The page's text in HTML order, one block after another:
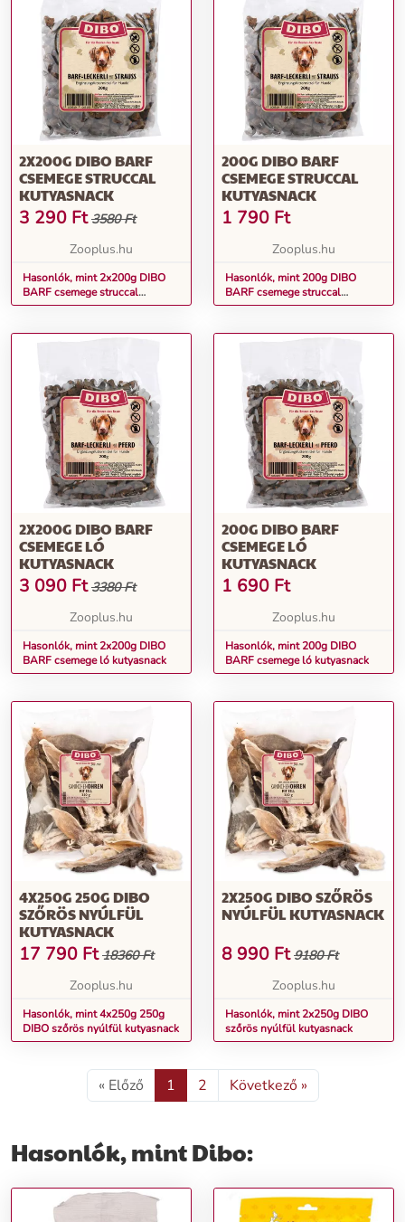
2X200G DIBO BARF
CSEMEGE STRUCCAL
KUTYASNACK
3 290 Ft 3580 Ft
Zooplus.hu
Hasonlók, mint 2x200g DIBO
BARF csemege struccal
kutyasnack
200G DIBO BARF
CSEMEGE STRUCCAL
KUTYASNACK
1 790 Ft
Zooplus.hu
Hasonlók, mint 200g DIBO
BARF csemege struccal
kutyasnack
2X200G DIBO BARF
CSEMEGE LÓ
KUTYASNACK
3 090 Ft 3380 Ft
Zooplus.hu
Hasonlók, mint 2x200g DIBO
BARF csemege ló kutyasnack
200G DIBO BARF
CSEMEGE LÓ
KUTYASNACK
1 690 Ft
Zooplus.hu
Hasonlók, mint 200g DIBO
BARF csemege ló kutyasnack
4X250G 250G DIBO
SZŐRÖS NYÚLFÜL
KUTYASNACK
17 790 Ft 18360 Ft
Zooplus.hu
Hasonlók, mint 4x250g 250g
DIBO szőrös nyúlfül kutyasnack
2X250G DIBO SZŐRÖS
NYÚLFÜL KUTYASNACK
8 990 Ft 9180 Ft
Zooplus.hu
Hasonlók, mint 2x250g DIBO
szőrös nyúlfül kutyasnack
« Előző 1 2 Következő »
Hasonlók, mint Dibo: